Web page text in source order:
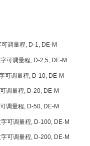
调量程, D-1, DE-M
可调量程, D-2,5, DE-M
可调量程, D-10, DE-M
调量程, D-20, DE-M
调量程, D-50, DE-M
可调量程, D-100, DE-M
可调量程, D-200, DE-M